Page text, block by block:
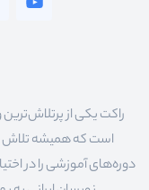
راکت یکی از
است که همیشه تلاش
دوره‌های آموزشی را در